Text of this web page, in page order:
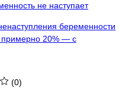
не наступает
беременности
20% — с
(0)